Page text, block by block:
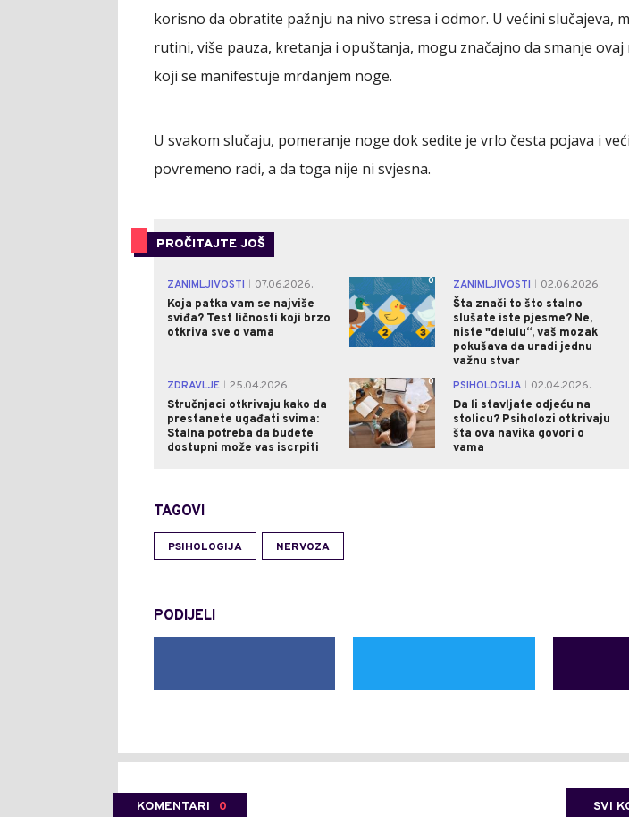
korisno da obratite pažnju na nivo stresa i odmor. U većini slučajeva,
rutini, više pauza, kretanja i opuštanja, mogu značajno da smanje
koji se manifestuje mrdanjem noge.
U svakom slučaju, pomeranje noge dok sedite je vrlo česta pojava i
povremeno radi, a da toga nije ni svjesna.
PROČITAJTE JOŠ
ZANIMLJIVOSTI
07.06.2026.
Koja patka vam se najviše
sviđa? Test ličnosti koji brzo
otkriva sve o vama
0 ZANIMLJIVOSTI
02.06.2026.
Šta znači to što stalno
slušate iste pjesme? Ne,
niste "delulu“, vaš mozak
pokušava da uradi jednu
važnu stvar
ZDRAVLJE
25.04.2026.
Stručnjaci otkrivaju kako da
prestanete ugađati svima:
Stalna potreba da budete
dostupni može vas iscrpiti
0 PSIHOLOGIJA
02.04.2026.
Da li stavljate odjeću na
stolicu? Psiholozi otkrivaju
šta ova navika govori o
vama
TAGOVI
PSIHOLOGIJA NERVOZA
PODIJELI
KOMENTARI 0 SVI